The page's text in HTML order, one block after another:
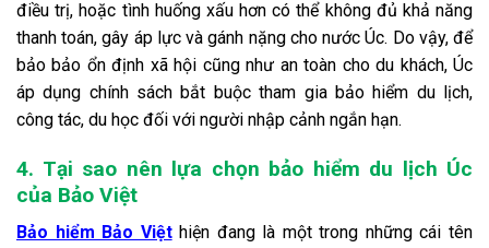
điều trị, hoặc tình huống xấu hơn có thể không đủ khả năng
thanh toán, gây áp lực và gánh nặng cho nước Úc. Do vậy, để
bảo bảo ổn định xã hội cũng như an toàn cho du khách, Úc
áp dụng chính sách bắt buộc tham gia bảo hiểm du lịch,
công tác, du học đối với người nhập cảnh ngắn hạn.
4. Tại sao nên lựa chọn bảo hiểm du lịch Úc
của Bảo Việt
Bảo hiểm Bảo Việthiện đang là một trong những cái tên